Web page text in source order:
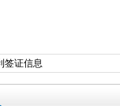
签证信息